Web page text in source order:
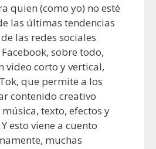
quien (como yo) no esté
las últimas tendencias
las redes sociales
sobre todo,
video corto y vertical,
que permite a los
contenido creativo
texto, efectos y
esto viene a cuento
muchas